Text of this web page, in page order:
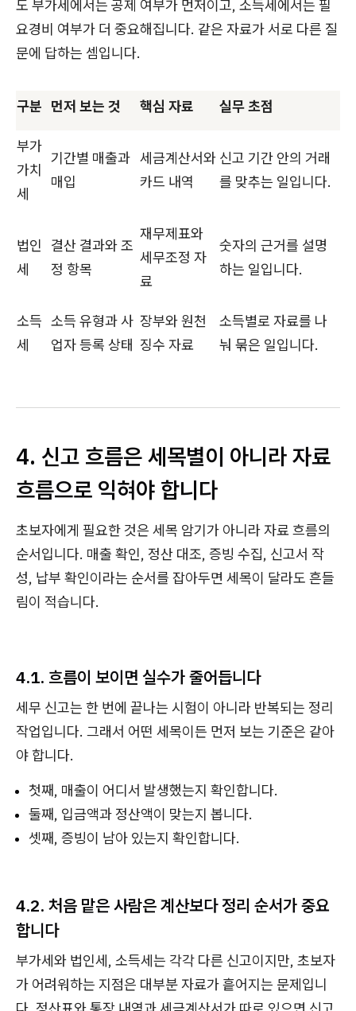
도 부가세에서는 공제 여부가 먼저이고, 소득세에서는 필
요경비 여부가 더 중요해집니다. 같은 자료가 서로 다른 질
문에 답하는 셈입니다.
구분 먼저 보는 것 핵심 자료 실무 초점
부가
가치
세
기간별 매출과
매입
세금계산서와
카드 내역
신고 기간 안의 거래
를 맞추는 일입니다.
법인
세
결산 결과와 조
정 항목
재무제표와
세무조정 자
료
숫자의 근거를 설명
하는 일입니다.
소득
세
소득 유형과 사
업자 등록 상태
장부와 원천
징수 자료
소득별로 자료를 나
눠 묶은 일입니다.
4. 신고 흐름은 세목별이 아니라 자료
흐름으로 익혀야 합니다
초보자에게 필요한 것은 세목 암기가 아니라 자료 흐름의
순서입니다. 매출 확인, 정산 대조, 증빙 수집, 신고서 작
성, 납부 확인이라는 순서를 잡아두면 세목이 달라도 흔들
림이 적습니다.
4.1. 흐름이 보이면 실수가 줄어듭니다
세무 신고는 한 번에 끝나는 시험이 아니라 반복되는 정리
작업입니다. 그래서 어떤 세목이든 먼저 보는 기준은 같아
야 합니다.
첫째, 매출이 어디서 발생했는지 확인합니다.
둘째, 입금액과 정산액이 맞는지 봅니다.
셋째, 증빙이 남아 있는지 확인합니다.
4.2. 처음 맡은 사람은 계산보다 정리 순서가 중요
합니다
부가세와 법인세, 소득세는 각각 다른 신고이지만, 초보자
가 어려워하는 지점은 대부분 자료가 흩어지는 문제입니